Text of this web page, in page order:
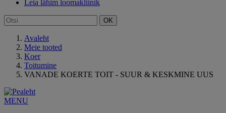
Leia lähim loomakliinik
OK
Avaleht
Meie tooted
Koer
Toitumine
VANADE KOERTE TOIT - SUUR & KESKMINE UUS
MENU